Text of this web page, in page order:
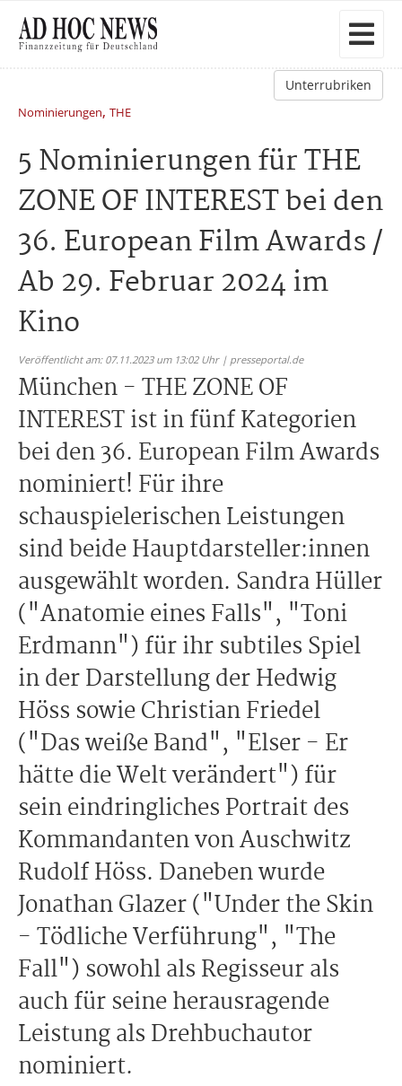
Unterrubriken
Nominierungen, THE
5 Nominierungen für THE
ZONE OF INTEREST bei den
36. European Film Awards /
Ab 29. Februar 2024 im
Kino
Veröffentlicht am: 07.11.2023 um 13:02 Uhr | presseportal.de
München - THE ZONE OF
INTEREST ist in fünf Kategorien
bei den 36. European Film Awards
nominiert! Für ihre
schauspielerischen Leistungen
sind beide Hauptdarsteller:innen
ausgewählt worden. Sandra Hüller
("Anatomie eines Falls", "Toni
Erdmann") für ihr subtiles Spiel
in der Darstellung der Hedwig
Höss sowie Christian Friedel
("Das weiße Band", "Elser - Er
hätte die Welt verändert") für
sein eindringliches Portrait des
Kommandanten von Auschwitz
Rudolf Höss. Daneben wurde
Jonathan Glazer ("Under the Skin
- Tödliche Verführung", "The
Fall") sowohl als Regisseur als
auch für seine herausragende
Leistung als Drehbuchautor
nominiert.